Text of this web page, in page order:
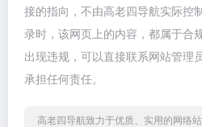
接的指向，不由高老四导航实际控
录时，该网页上的内容，都属于合
出现违规，可以直接联系网站管理
承担任何责任。
高老四导航致力于优质、实用的网络